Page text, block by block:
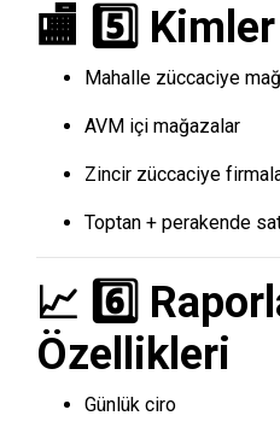
🏬 5️⃣ Kimler
Mahalle züccaciye
AVM içi mağazalar
Zincir züccaciye
Toptan + perakende
📈 6️⃣
Özellikleri
Günlük ciro